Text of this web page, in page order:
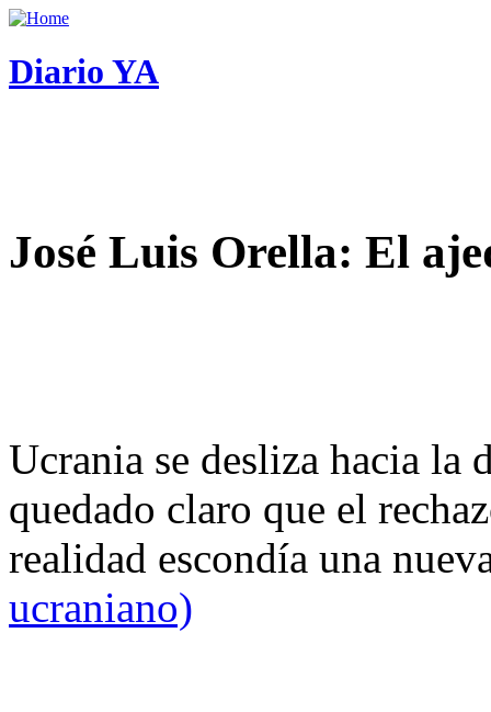
Diario YA
José Luis Orella: El
Ucrania se desliza hacia
quedado claro que el
realidad escondía una
ucraniano)